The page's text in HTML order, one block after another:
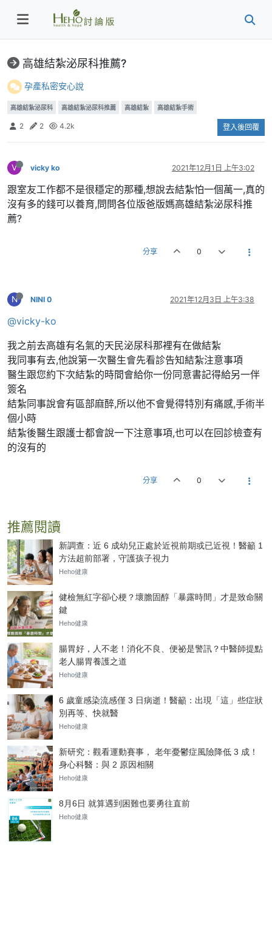
高雄結紮泌尿科推薦?
孕產私密安心說
高雄結紮泌尿科 高雄結紮泌尿科推薦 高雄結紮 高雄結紮手術
2 2 4.2k 登入後回覆
V vicky ko 2021年12月1日 上午3:02
跟室友工作都不是很穩定的那種,想說去結紮怕一個萬一,真的
沒有多的錢可以養育,問問各位版爸版媽高雄結紮泌尿科推
薦?
分享 0
N NINI 0 2021年12月3日 上午3:38
@vicky-ko
我之前去高雄有名氣的天民泌尿科那裡有在做結紮
我同事有去,他說第一次醫生會先看診告知結紮注意事項
醫生跟您約下次結紮的時間會給你一份同意書記得給另一伴
簽名
結紮同事說會有區部麻醉,所以他不會覺得特別有痛感,手術半
個小時
結紮後醫生跟護士都會說一下注意事項,也可以在回診檢查有
的沒有的
分享 0
推薦閱讀